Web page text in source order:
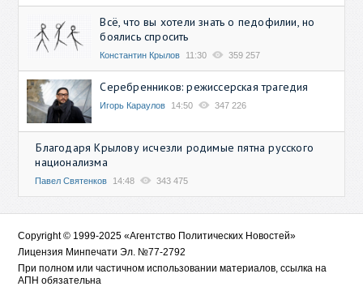
Всё, что вы хотели знать о педофилии, но
боялись спросить
Константин Крылов 11:30 359 257
Серебренников: режиссерская трагедия
Игорь Караулов 14:50 347 226
Благодаря Крылову исчезли родимые пятна русского
национализма
Павел Святенков 14:48 343 475
Copyright © 1999-2025 «Агентство Политических Новостей»
Лицензия Минпечати Эл. №77-2792
При полном или частичном использовании материалов, ссылка на
АПН обязательна